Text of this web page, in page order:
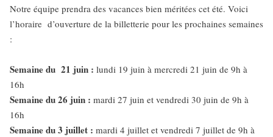
Notre équipe prendra des vacances bien méritées cet été. Voici
l’horaire d’ouverture de la billetterie pour les prochaines semaines
:
Semaine du 21 juin : lundi 19 juin à mercredi 21 juin de 9h à
16h
Semaine du 26 juin : mardi 27 juin et vendredi 30 juin de 9h à
16h
Semaine du 3 juillet : mardi 4 juillet et vendredi 7 juillet de 9h à